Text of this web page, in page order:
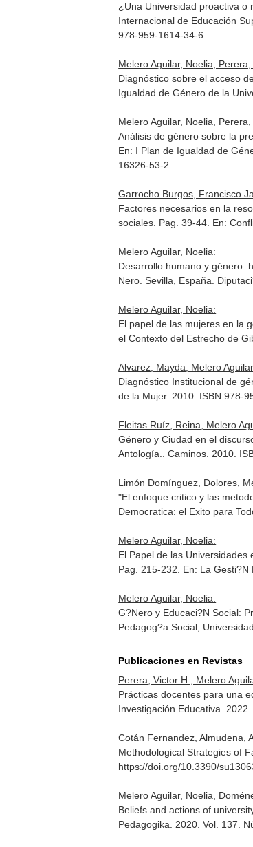
¿Una Universidad proactiva o
Internacional de Educación
978-959-1614-34-6
Melero Aguilar, Noelia,
Diagnóstico sobre el acceso
Igualdad de Género de la
Melero Aguilar, Noelia,
Análisis de género sobre la
En: I Plan de Igualdad de
16326-53-2
Garrocho Burgos, Francisco
Factores necesarios en la
sociales. Pag. 39-44. En:
Melero Aguilar, Noelia:
Desarrollo humano y género:
Nero . Sevilla, España.
Melero Aguilar, Noelia:
El papel de las mujeres en la
el Contexto del Estrecho de
Alvarez, Mayda, Melero
Diagnóstico Institucional de
de la Mujer. 2010. ISBN 978-
Fleitas Ruíz, Reina, Melero
Género y Ciudad en el
Antología.
. Caminos. 2010.
Limón Domínguez, Dolores,
"El enfoque critico y las
Democratica: el Exito para
Melero Aguilar, Noelia:
El Papel de las
Pag. 215-232. En: La Gesti?N
Melero Aguilar, Noelia:
G?Nero y Educaci?N Social:
Pedagog?a Social;
Publicaciones en Revistas
Perera, Victor H., Melero
Prácticas docentes para una
Investigación Educativa .
Cotán Fernandez, Almudena,
Methodological Strategies of
https://doi.org/10.3390/
Melero Aguilar, Noelia,
Beliefs and actions of
Pedagogika . 2020. Vol. 137.